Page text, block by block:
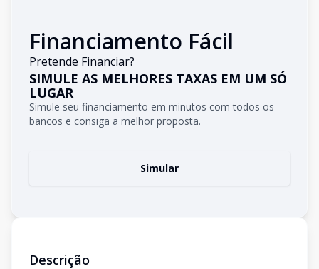
Financiamento Fácil
Pretende Financiar?
SIMULE AS MELHORES TAXAS EM UM SÓ
LUGAR
Simule seu financiamento em minutos com todos os
bancos e consiga a melhor proposta.
Simular
Descrição